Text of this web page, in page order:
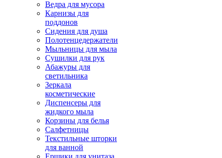
Ведра для мусора
Карнизы для
поддонов
Сидения для душа
Полотенцедержатели
Мыльницы для мыла
Сушилки для рук
Абажуры для
светильника
Зеркала
косметические
Диспенсеры для
жидкого мыла
Корзины для белья
Салфетницы
Текстильные шторки
для ванной
Ершики для унитаза